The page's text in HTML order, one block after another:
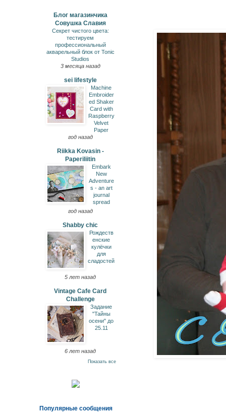
Блог магазинчика
Совушка Славия
Секрет чистого цвета:
тестируем
профессиональный
акварельный блок от Tonic
Studios
3 месяца назад
sei lifestyle
Machine
Embroider
ed Shaker
Card with
Raspberry
Velvet
Paper
год назад
Riikka Kovasin -
Paperiliitin
Embark
New
Adventure
s - an art
journal
spread
год назад
Shabby chic
Рождеств
енские
кулёчки
для
сладостей
5 лет назад
Vintage Cafe Card
Challenge
Задание
"Тайны
осени" до
25.11
6 лет назад
Показать все
Популярные сообщения